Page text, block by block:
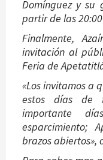
Domínguez y su
partir de las
Finalmente,
invitación al
Feria de
«Los invitamos a
estos días de
importante
esparcimiento;
brazos abiertos»,